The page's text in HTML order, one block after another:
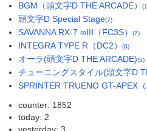
BGM（頭文字D THE ARCADE）
頭文字D Special Stage(7)
SAVANNA RX-7 ∞III（FC3S） (7)
INTEGRA TYPE R（DC2） (6)
オーラ(頭文字D THE ARCADE)(5)
チューニングスタイル(頭文字D
SPRINTER TRUENO GT-APEX（
counter: 1852
today: 2